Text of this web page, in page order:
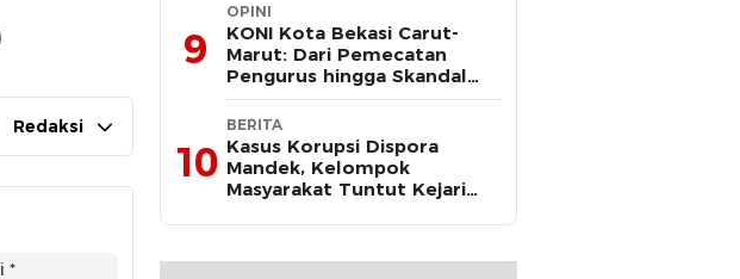
Redaksi
*
9
OPINI
KONI Kota Bekasi Carut-
Marut: Dari Pemecatan
Pengurus hingga Skandal
Dana Hibah
10
BERITA
Kasus Korupsi Dispora
Mandek, Kelompok
Masyarakat Tuntut Kejari